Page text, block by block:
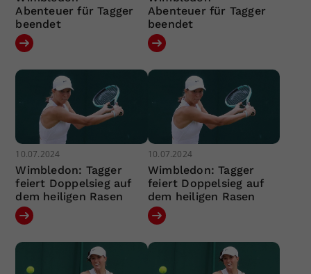
Abenteuer für Tagger
beendet
Abenteuer für Tagger
beendet
10.07.2024
Wimbledon: Tagger
feiert Doppelsieg auf
dem heiligen Rasen
10.07.2024
Wimbledon: Tagger
feiert Doppelsieg auf
dem heiligen Rasen